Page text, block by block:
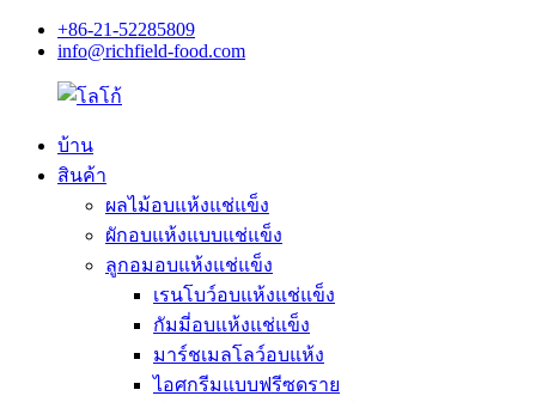
+86-21-52285809
info@richfield-food.com
บ้าน
สินค้า
ผลไม้อบแห้งแช่แข็ง
ผักอบแห้งแบบแช่แข็ง
ลูกอมอบแห้งแช่แข็ง
เรนโบว์อบแห้งแช่แข็ง
กัมมี่อบแห้งแช่แข็ง
มาร์ชเมลโลว์อบแห้ง
ไอศกรีมแบบฟรีซดราย